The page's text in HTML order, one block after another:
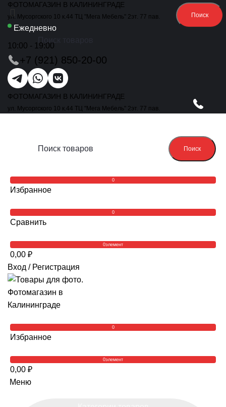
ФОТОМАГАЗИН В КАЛИНИНГРАДЕ
ул. Мусоргского 10 к.44 ТЦ "Мега Мебель" 2эт. 77 пав.
Ежедневно
10:00 - 19:00
+7 (921) 850-20-00
ФОТОМАГАЗИН В КАЛИНИНГРАДЕ
ул. Мусоргского 10 к.44 ТЦ "Мега Мебель" 2эт. 77 пав.
Поиск
0
Избранное
0
Сравнить
0элемент
0,00 ₽
Вход / Регистрация
0
Избранное
0элемент
0,00 ₽
Меню
Поиск